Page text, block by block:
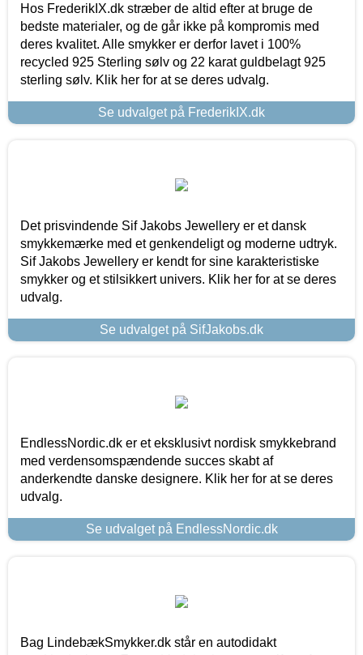
Hos FrederikIX.dk stræber de altid efter at bruge de
bedste materialer, og de går ikke på kompromis med
deres kvalitet. Alle smykker er derfor lavet i 100%
recycled 925 Sterling sølv og 22 karat guldbelagt 925
sterling sølv. Klik her for at se deres udvalg.
Se udvalget på FrederikIX.dk
Det prisvindende Sif Jakobs Jewellery er et dansk
smykkemærke med et genkendeligt og moderne udtryk.
Sif Jakobs Jewellery er kendt for sine karakteristiske
smykker og et stilsikkert univers. Klik her for at se deres
udvalg.
Se udvalget på SifJakobs.dk
EndlessNordic.dk er et eksklusivt nordisk smykkebrand
med verdensomspændende succes skabt af
anderkendte danske designere. Klik her for at se deres
udvalg.
Se udvalget på EndlessNordic.dk
Bag LindebækSmykker.dk står en autodidakt